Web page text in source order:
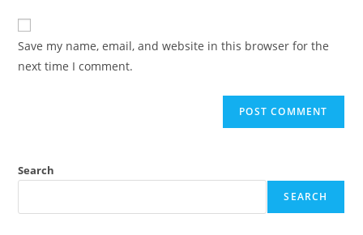
Save my name, email, and website in this browser for the
next time I comment.
Search
SEARCH